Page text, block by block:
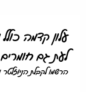
עלון קדמה
לעת גם חומרים
הרשמו לקבלת